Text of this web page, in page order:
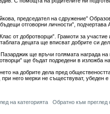
председател на сдружение”
отговорни личности”, подчертава
от добротворци”. Грамоти за
децата ще вписват добрите си
ще връчи голямата награда
ще бъдат подредени в изложба
на добрите дела пред
при него мерки не съществуват, убеден
на категорията
Обратно към преглед